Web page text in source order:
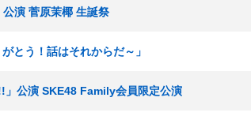
演 菅原茉椰 生誕祭
とう！話はそれからだ～」
」公演 SKE48 Family会員限定公演